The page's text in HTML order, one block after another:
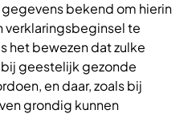
bekend om hierin
verklaringsbeginsel te
het bewezen dat zulke
geestelijk gezonde
en daar, zoals bij
grondig kunnen